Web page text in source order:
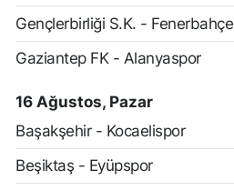
Gençlerbirliği S.K. - Fenerbahçe
Gaziantep FK - Alanyaspor
16 Ağustos, Pazar
Başakşehir - Kocaelispor
Beşiktaş - Eyüpspor